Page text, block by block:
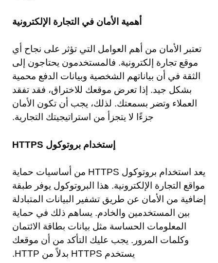
أهمية الأمان في التجارة الإلكترونية
تعتبر الأمان من أهم العوامل التي تؤثر على نجاح أي
موقع تجارة إلكترونية. فالمستخدمون يحتاجون إلى
الثقة في أن بياناتهم الشخصية وبيانات الدفع محمية
بشكل جيد. إذا تعرض موقعك للاختراق، فقد تفقد
العملاء وتضر بسمعتك. لذلك، يجب أن تكون الأمان
جزءًا لا يتجزأ من استراتيجيتك التجارية.
إستخدام بروتوكول HTTPS
يعد استخدام بروتوكول HTTPS من أساسيات حماية
مواقع التجارة الإلكترونية. هذا البروتوكول يوفر طبقة
إضافية من الأمان عن طريق تشفير البيانات المتبادلة
بين المستخدمين والخادم. يساهم ذلك في حماية
المعلومات الحساسة مثل بيانات بطاقة الائتمان
وكلمات المرور. يجب عليك التأكد من أن موقعك
يستخدم HTTPS بدلاً من HTTP.